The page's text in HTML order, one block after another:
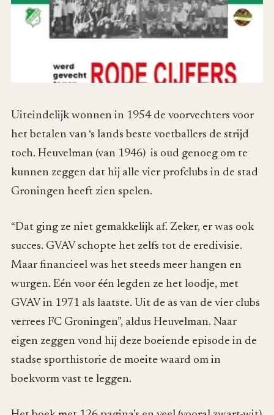
Uiteindelijk wonnen in 1954 de voorvechters voor
het betalen van ‘s lands beste voetballers de strijd
toch. Heuvelman (van 1946) is oud genoeg om te
kunnen zeggen dat hij alle vier profclubs in de stad
Groningen heeft zien spelen.
“Dat ging ze niet gemakkelijk af. Zeker, er was ook
succes. GVAV schopte het zelfs tot de eredivisie.
Maar financieel was het steeds meer hangen en
wurgen. Eén voor één legden ze het loodje, met
GVAV in 1971 als laatste. Uit de as van de vier clubs
verrees FC Groningen”, aldus Heuvelman. Naar
eigen zeggen vond hij deze boeiende episode in de
stadse sporthistorie de moeite waard om in
boekvorm vast te leggen.